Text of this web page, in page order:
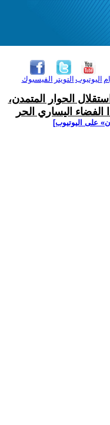
الفيسبوك التويتر اليوتيوب
الحوار المتمدن،
اليساري الحر
على اليوتيوب]